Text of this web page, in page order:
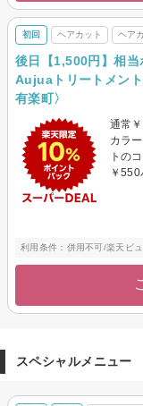
初回 ヘアカット ヘア
後日【1,500円】相当
Aujuaトリートメン
有楽町〉
通常
カラ
トの
￥
利用条件：併用不可/楽天ビ
スペシャルメニュー